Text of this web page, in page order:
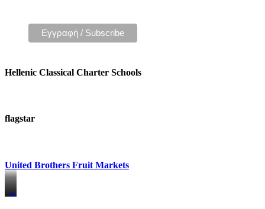
Hellenic Classical Charter Schools
flagstar
United Brothers Fruit Markets
https://www.unitedbrothersfruitmarkets.com/
https://www.unitedbrothersfruitmarkets.com/